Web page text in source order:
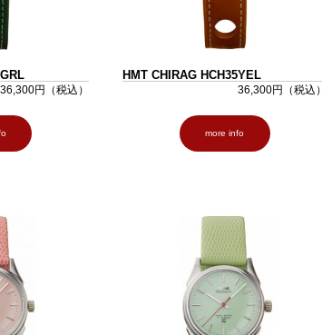
36,300円（税込）
HMT CHIRAG HCH35YEL
36,300円（税込）
more info